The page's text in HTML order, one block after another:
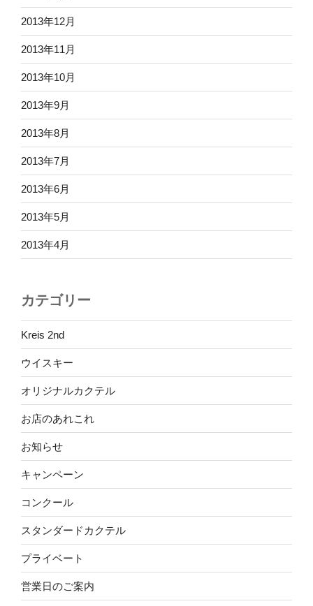
2013年12月
2013年11月
2013年10月
2013年9月
2013年8月
2013年7月
2013年6月
2013年5月
2013年4月
カテゴリー
Kreis 2nd
ウイスキー
オリジナルカクテル
お店のあれこれ
お知らせ
キャンペーン
コンクール
スタンダードカクテル
プライベート
営業日のご案内